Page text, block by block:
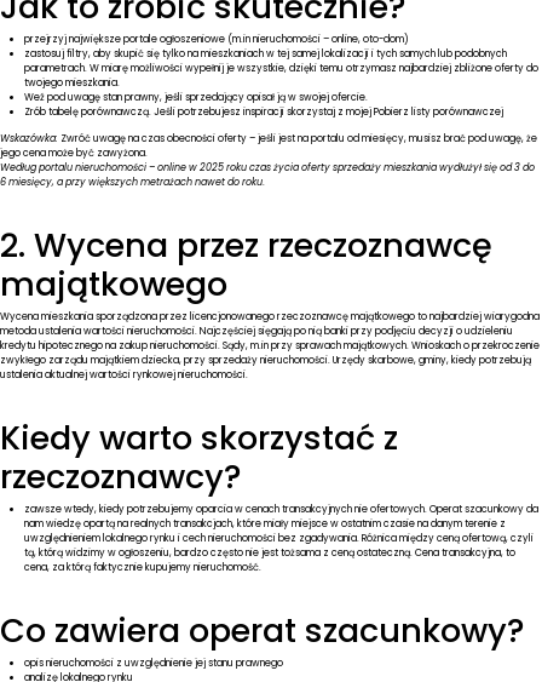
przejrzyj największe portale ogłoszeniowe (m.in nieruchomości – online, oto-dom)
zastosuj filtry, aby skupić się tylko na mieszkaniach w tej samej lokalizacji i tych samych lub podobnych
parametrach. W miarę możliwości wypełnij je wszystkie, dzięki temu otrzymasz najbardziej zbliżone oferty do
twojego mieszkania.
Weź pod uwagę stan prawny, jeśli sprzedający opisał ją w swojej ofercie.
Zrób tabelę porównawczą. Jeśli potrzebujesz inspiracji skorzystaj z mojejPobierz listy porównawczej
Wskazówka: Zwróć uwagę na czas obecności oferty – jeśli jest na portalu od miesięcy, musisz brać pod uwagę, że
jego cena może być zawyżona.
Według portalu nieruchomości – online w 2025 roku czas życia oferty sprzedaży mieszkania wydłużył się od 3 do
6 miesięcy, a przy większych metrażach nawet do roku.
2. Wycena przez rzeczoznawcę
majątkowego
Wycena mieszkania sporządzona przez licencjonowanego rzeczoznawcę majątkowego to najbardziej wiarygodna
metoda ustalenia wartości nieruchomości. Najczęściej sięgają po nią banki przy podjęciu decyzji o udzieleniu
kredytu hipotecznego na zakup nieruchomości. Sądy, m.in przy sprawach majątkowych. Wnioskach o przekroczenie
zwykłego zarządu majątkiem dziecka, przy sprzedaży nieruchomości. Urzędy skarbowe, gminy, kiedy potrzebują
ustalenia aktualnej wartości rynkowej nieruchomości.
Kiedy warto skorzystać z
rzeczoznawcy?
zawsze wtedy, kiedy potrzebujemy oparcia w cenach transakcyjnych nie ofertowych. Operat szacunkowy da
nam wiedzę opartą na realnych transakcjach, które miały miejsce w ostatnim czasie na danym terenie z
uwzględnieniem lokalnego rynku i cech nieruchomości bez zgadywania. Różnica między ceną ofertową, czyli
tą, którą widzimy w ogłoszeniu, bardzo często nie jest tożsama z ceną ostateczną. Cena transakcyjna, to
cena, za którą faktycznie kupujemy nieruchomość.
Co zawiera operat szacunkowy?
opis nieruchomości z uwzględnienie jej stanu prawnego
analizę lokalnego rynku